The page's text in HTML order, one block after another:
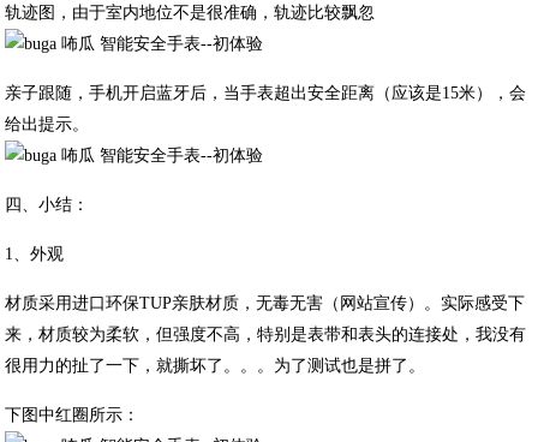
轨迹图，由于室内地位不是很准确，轨迹比较飘忽
亲子跟随，手机开启蓝牙后，当手表超出安全距离（应该是15米），会
给出提示。
四、小结：
1、外观
材质采用进口环保TUP亲肤材质，无毒无害（网站宣传）。实际感受下
来，材质较为柔软，但强度不高，特别是表带和表头的连接处，我没有
很用力的扯了一下，就撕坏了。。。为了测试也是拼了。
下图中红圈所示：